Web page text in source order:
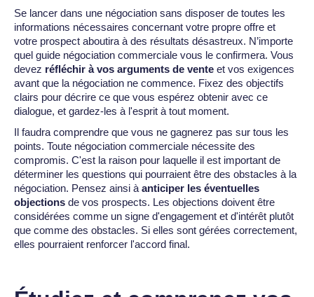
Se lancer dans une négociation sans disposer de toutes les
informations nécessaires concernant votre propre offre et
votre prospect aboutira à des résultats désastreux. N’importe
quel guide négociation commerciale vous le confirmera. Vous
devez réfléchir à vos arguments de vente et vos exigences
avant que la négociation ne commence. Fixez des objectifs
clairs pour décrire ce que vous espérez obtenir avec ce
dialogue, et gardez-les à l'esprit à tout moment.
Il faudra comprendre que vous ne gagnerez pas sur tous les
points. Toute négociation commerciale nécessite des
compromis. C'est la raison pour laquelle il est important de
déterminer les questions qui pourraient être des obstacles à la
négociation. Pensez ainsi à anticiper les éventuelles
objections de vos prospects. Les objections doivent être
considérées comme un signe d'engagement et d'intérêt plutôt
que comme des obstacles. Si elles sont gérées correctement,
elles pourraient renforcer l'accord final.